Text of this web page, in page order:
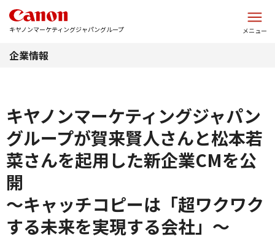
キヤノンマーケティングジャパングループ メニュー
企業情報
キヤノンマーケティングジャパン
グループが賀来賢人さんと松本若
菜さんを起用した新企業CMを公
開
～キャッチコピーは「超ワクワク
する未来を実現する会社」～